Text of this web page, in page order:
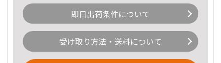
即日出荷条件について
受け取り方法・送料について